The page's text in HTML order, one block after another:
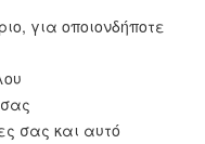
για οποιονδήποτε
σας και αυτό